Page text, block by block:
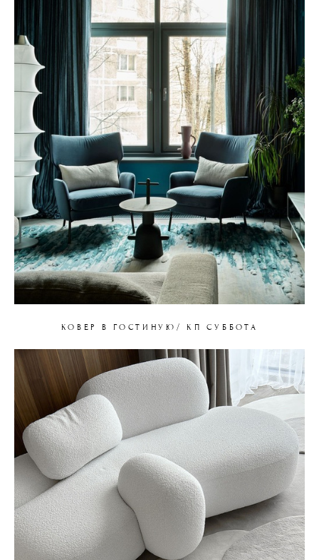
КОВЕР В ГОСТИНУЮ/ КП СУББОТА